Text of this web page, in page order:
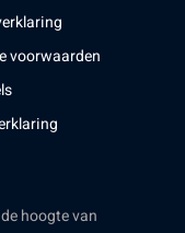
voorwaarden
hoogte van